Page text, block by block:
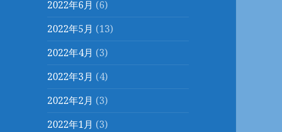
2022年6月 (6)
2022年5月 (13)
2022年4月 (3)
2022年3月 (4)
2022年2月 (3)
2022年1月 (3)